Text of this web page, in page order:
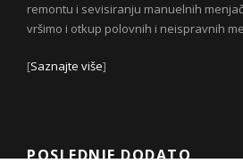
remontu i sevisiranju manuelnih
vršimo i otkup polovnih i neispravnih
[Saznajte više]
POSLEDNJE DODATO